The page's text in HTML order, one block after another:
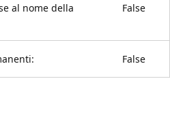
al nome della
False
False